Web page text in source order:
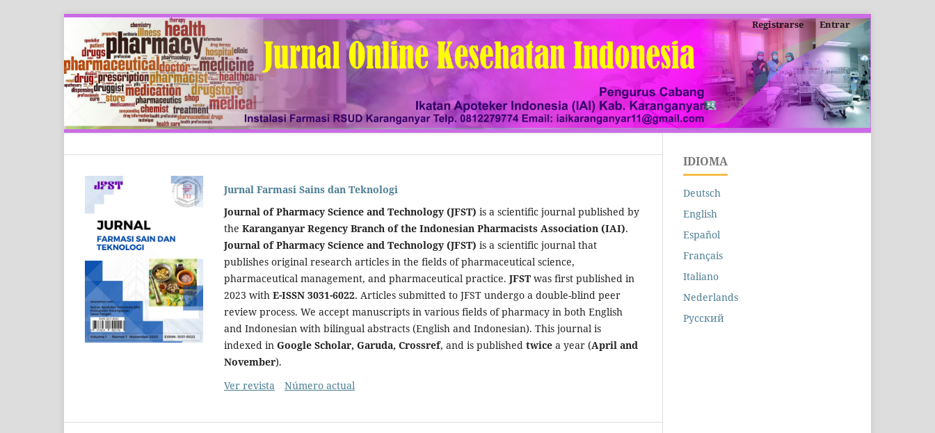
Registrarse Entrar
Jurnal Farmasi Sains dan Teknologi
Journal of Pharmacy Science and Technology (JFST) is a scientific journal published by
the Karanganyar Regency Branch of the Indonesian Pharmacists Association (IAI).
Journal of Pharmacy Science and Technology (JFST) is a scientific journal that
publishes original research articles in the fields of pharmaceutical science,
pharmaceutical management, and pharmaceutical practice. JFST was first published in
2023 with E-ISSN 3031-6022. Articles submitted to JFST undergo a double-blind peer
review process. We accept manuscripts in various fields of pharmacy in both English
and Indonesian with bilingual abstracts (English and Indonesian). This journal is
indexed in Google Scholar, Garuda, Crossref, and is published twice a year (April and
November).
Ver revista
Número actual
IDIOMA
Deutsch
English
Español
Français
Italiano
Nederlands
Русский